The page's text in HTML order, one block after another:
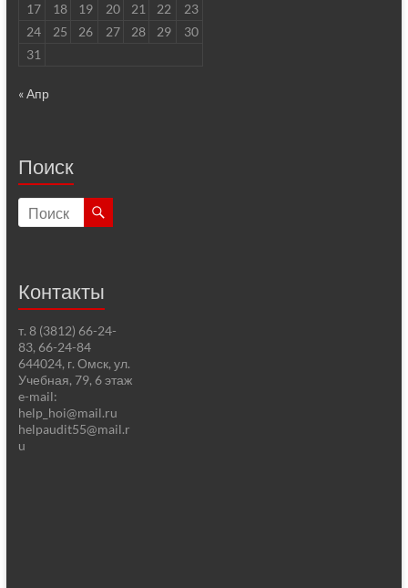
17
18 19 20 21 22
23
24
25 26 27 28 29
30
31
« Апр
Поиск
Контакты
т. 8 (3812) 66-24-
83, 66-24-84
644024, г. Омск, ул.
Учебная, 79, 6 этаж
e-mail:
help_hoi@mail.ru
helpaudit55@mail.r
u